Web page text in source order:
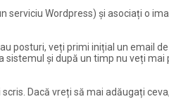
serviciu Wordpress) și asociați o
posturi, veți primi inițial un email de
sistemul și după un timp nu veți mai
Dacă vreți să mai adăugați ceva,